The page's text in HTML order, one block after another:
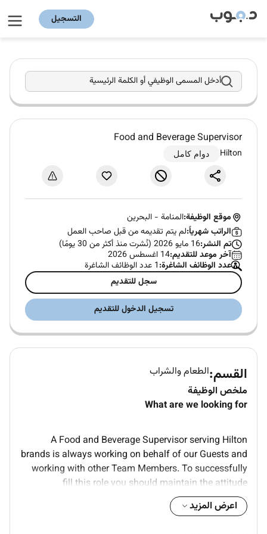
التسجيل
أدخل المسمى الوظيفي أو الكلمة الرئيسية
Food and Beverage Supervisor
Hilton دوام كامل
موقع الوظيفة:المنامة - البحرين
الراتب شهرياً:لم يتم تقديمه من قبل صاحب العمل
تم النشر:16 مايو 2026 (نُشرت منذ أكثر من 30 يومًا)
آخر موعد للتقديم:14 اغسطس 2026
عدد الوظائف الشاغرة:1 عدد الوظائف الشاغرة
سجل للتقديم
تسجيل الدخول للتقديم
القسم:الطعام والشراب
ملخص الوظيفة
What are we looking for
A Food and Beverage Supervisor serving Hilton
brands is always working on behalf of our Guests and
working with other Team Members. To successfully
fill this role you should maintain the attitude
behaviours skills and values that follow:
اعرض المزيد